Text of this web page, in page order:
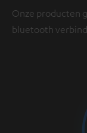
Onze producten
bluetooth